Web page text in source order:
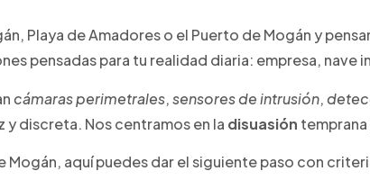
Playa de Amadores o el Puerto de Mogán y
pensadas para tu realidad diaria: empresa, nave
cámaras perimetrales,sensores de intrusión,
y discreta. Nos centramos en la disuasión
aquí puedes dar el siguiente paso con